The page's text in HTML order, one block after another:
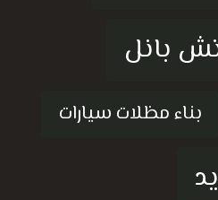
بانل
بناء مظلات سيارات